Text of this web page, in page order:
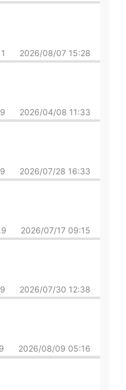
1 2026/08/07 15:28
2026/04/08 11:33
2026/07/28 16:33
2026/07/17 09:15
2026/07/30 12:38
2026/08/09 05:16